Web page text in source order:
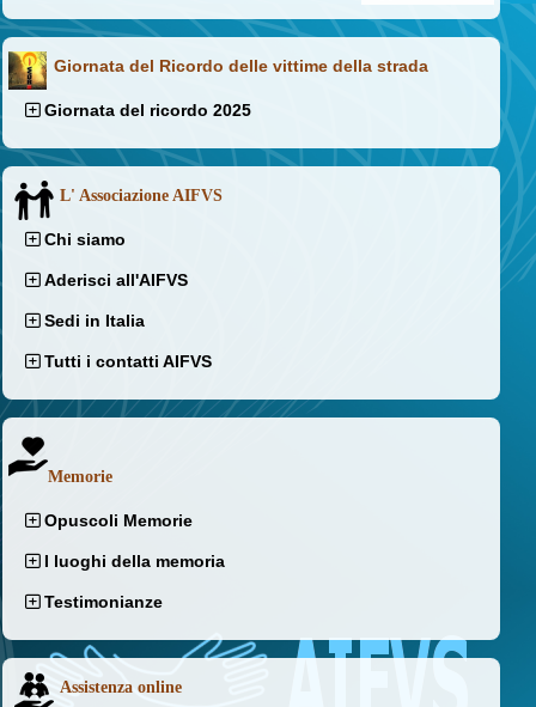
Giornata del Ricordo delle vittime della strada
Giornata del ricordo 2025
L' Associazione AIFVS
Chi siamo
Aderisci all'AIFVS
Sedi in Italia
Tutti i contatti AIFVS
Memorie
Opuscoli Memorie
I luoghi della memoria
Testimonianze
Assistenza online